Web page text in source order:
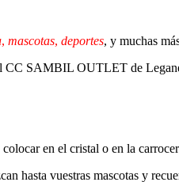
, mascotas, deportes, y muchas
SAMBIL OUTLET de
en el cristal o en la
hasta vuestras mascotas y